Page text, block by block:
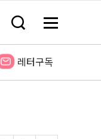
검
창
기
메
전
보
레터구독